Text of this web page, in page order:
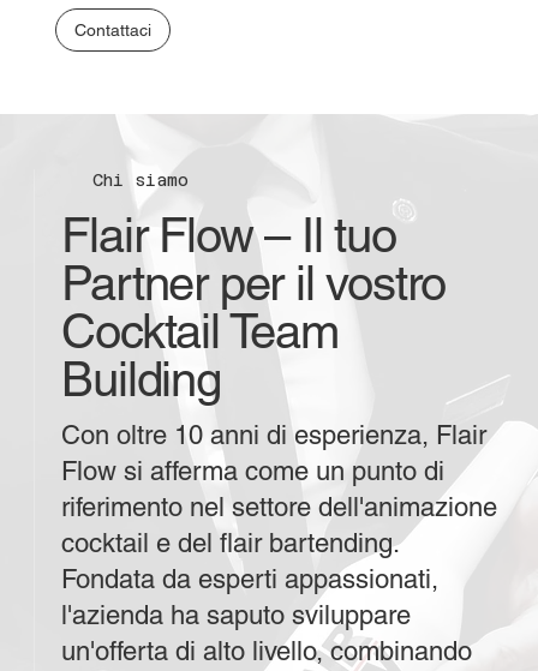
Contattaci
Chi siamo
Flair Flow – Il tuo
Partner per il vostro
Cocktail Team
Building
Con oltre 10 anni di esperienza, Flair
Flow si afferma come un punto di
riferimento nel settore dell'animazione
cocktail e del flair bartending.
Fondata da esperti appassionati,
l'azienda ha saputo sviluppare
un'offerta di alto livello, combinando